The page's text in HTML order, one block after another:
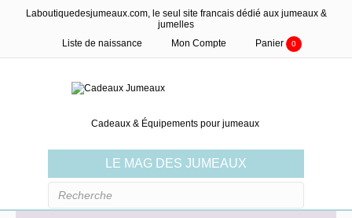
Laboutiquedesjumeaux.com, le seul site francais dédié aux jumeaux &
jumelles
Liste de naissance
Mon Compte Panier 0
Cadeaux & Équipements pour jumeaux
LE MAG DES JUMEAUX